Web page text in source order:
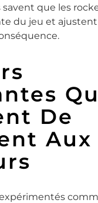
que les
du jeu et
De
Aux